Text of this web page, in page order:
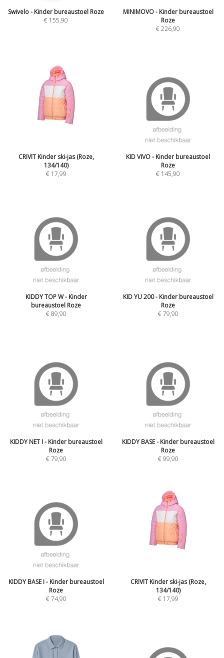
Swivelo - Kinder bureaustoel Roze
€ 155,90
MINIMOVO - Kinder bureaustoel
Roze
€226,90
CRIVIT Kinder ski-jas (Roze,
134/140)
€ 17,99
KID VIVO - Kinder bureaustoel
Roze
€ 145,90
KIDDY TOP W - Kinder
bureaustoel Roze
€89,90
KID YU 200 - Kinder bureaustoel
Roze
€79,90
KIDDY NET I - Kinder bureaustoel
Roze
€79,90
KIDDY BASE - Kinder bureaustoel
Roze
€99,90
KIDDY BASE I - Kinder bureaustoel
Roze
€74,90
CRIVIT Kinder ski-jas (Roze,
134/140)
€ 17,99